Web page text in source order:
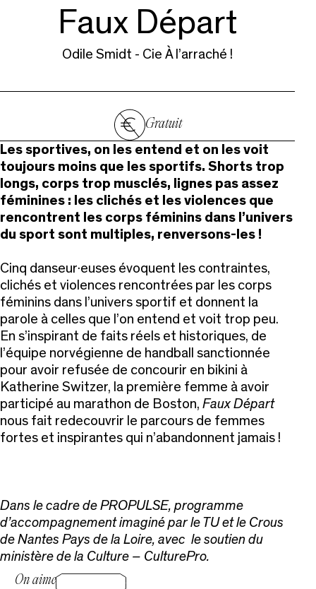
Faux Départ
Odile Smidt - Cie À l’arraché !
Gratuit
Les sportives, on les entend et on les voit
toujours moins que les sportifs. Shorts trop
longs, corps trop musclés, lignes pas assez
féminines : les clichés et les violences que
rencontrent les corps féminins dans l’univers
du sport sont multiples, renversons-les !
Cinq danseur·euses évoquent les contraintes,
clichés et violences rencontrées par les corps
féminins dans l’univers sportif et donnent la
parole à celles que l’on entend et voit trop peu.
En s’inspirant de faits réels et historiques, de
l’équipe norvégienne de handball sanctionnée
pour avoir refusée de concourir en bikini à
Katherine Switzer, la première femme à avoir
participé au marathon de Boston, Faux Départ
nous fait redecouvrir le parcours de femmes
fortes et inspirantes qui n’abandonnent jamais !
Dans le cadre de PROPULSE, programme
d’accompagnement imaginé par le TU et le Crous
de Nantes Pays de la Loire, avec le soutien du
ministère de la Culture – CulturePro.
On aime